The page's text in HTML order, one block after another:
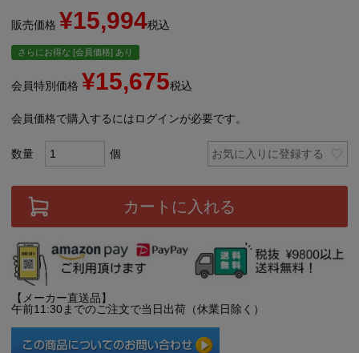
販売価格 ¥15,994税込
さらにお得な [会員価格] あり
会員特別価格 ¥15,675税込
会員価格で購入するにはログインが必要です。
お気に入りに登録する
カートに入れる
【メーカー直送品】
午前11:30までのご注文で当日出荷（休業日除く）